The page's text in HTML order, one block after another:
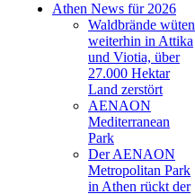
Athen News für 2026
Waldbrände wüten
weiterhin in Attika
und Viotia, über
27.000 Hektar
Land zerstört
AENAON
Mediterranean
Park
Der AENAON
Metropolitan Park
in Athen rückt der